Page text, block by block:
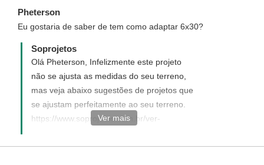
Cod-79
Pheterson
Eu gostaria de saber de tem como adaptar 6x30?
Soprojetos
Olá Pheterson, Infelizmente este projeto
não se ajusta as medidas do seu terreno,
mas veja abaixo sugestões de projetos que
se ajustam perfeitamente ao seu terreno.
https://www.soprojetos.com.br/ver-
frente=6&fundo=30
Ver mais